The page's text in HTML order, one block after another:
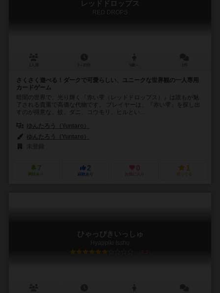
レッドドロップス
RED DROPS
さくさく遊べる！ダークで可愛らしい、ユニークな世界観の一人専用
カードゲーム
暗闇の世界で、光り輝く『赤い雫（レッドドロップス）』は誰もが魅
了される貴重で高価な代物です。 プレイヤーは、『赤い雫』を探し出
すのが得意な、蚊、ダニ、コウモリ、ヒルとい...
ゆんたろう（Yuntaro）
ゆんたろう（Yuntaro）
7
興味あり
2
経験あり
0
お気に入り
1
持ってる
ひゃっぴきいっしゅ
Hyappiki Isshu
6.2